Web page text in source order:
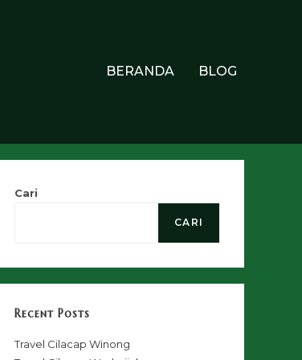
BERANDA BLOG
Cari
CARI
Recent Posts
Travel Cilacap Winong